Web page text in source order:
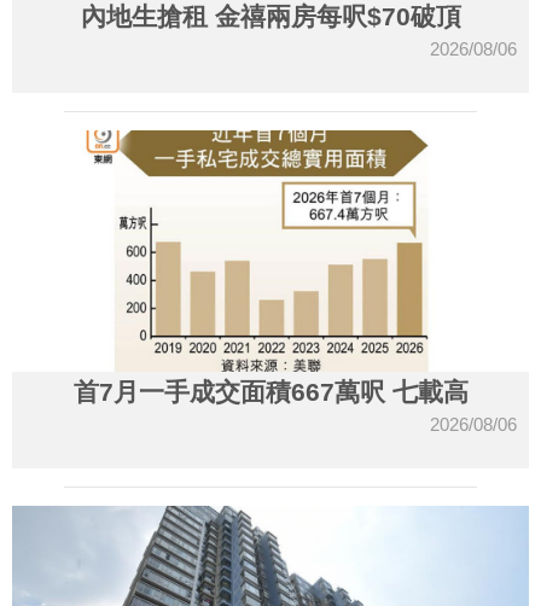
內地生搶租 金禧兩房每呎$70破頂
2026/08/06
首7月一手成交面積667萬呎 七載高
2026/08/06